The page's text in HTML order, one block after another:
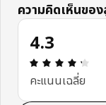
ความคิดเห็นขอ
4.3
ค
คะแนนเฉลี่ย